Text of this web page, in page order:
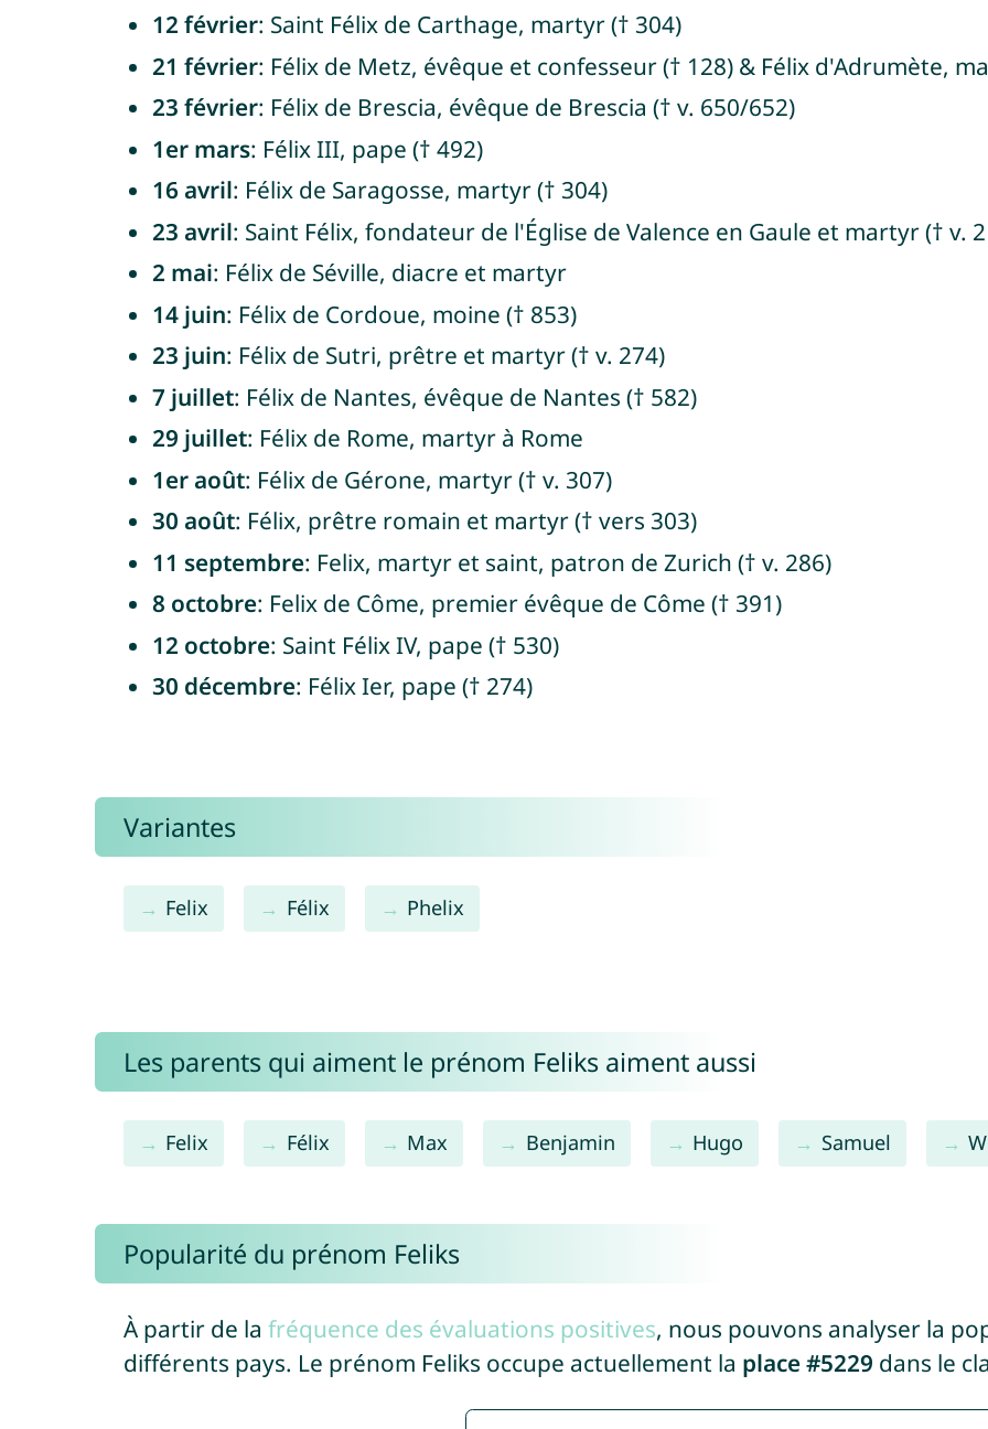
12 février: Saint Félix de Carthage, martyr († 304)
21 février: Félix de Metz, évêque et confesseur († 128) & Félix d'Adrumète,
23 février: Félix de Brescia, évêque de Brescia († v. 650/652)
1er mars: Félix III, pape († 492)
16 avril: Félix de Saragosse, martyr († 304)
23 avril: Saint Félix, fondateur de l'Église de Valence en Gaule et martyr († v.
2 mai: Félix de Séville, diacre et martyr
14 juin: Félix de Cordoue, moine († 853)
23 juin: Félix de Sutri, prêtre et martyr († v. 274)
7 juillet: Félix de Nantes, évêque de Nantes († 582)
29 juillet: Félix de Rome, martyr à Rome
1er août: Félix de Gérone, martyr († v. 307)
30 août: Félix, prêtre romain et martyr († vers 303)
11 septembre: Felix, martyr et saint, patron de Zurich († v. 286)
8 octobre: Felix de Côme, premier évêque de Côme († 391)
12 octobre: Saint Félix IV, pape († 530)
30 décembre: Félix Ier, pape († 274)
Variantes
Felix Félix Phelix
Les parents qui aiment le prénom Feliks aiment aussi
Felix Félix Max Benjamin Hugo Samuel
Popularité du prénom Feliks
À partir de la fréquence des évaluations positives, nous pouvons analyser la
différents pays. Le prénom Feliks occupe actuellement la place #5229 dans le